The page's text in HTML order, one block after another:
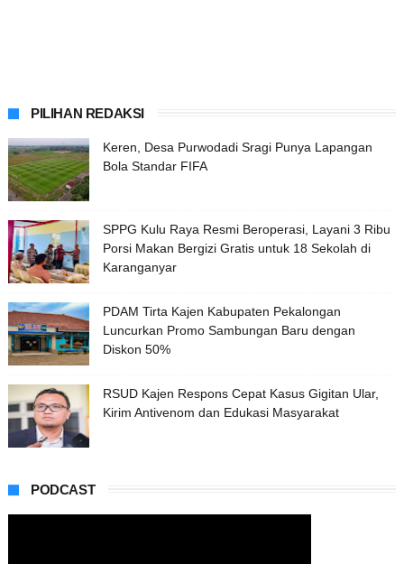
PILIHAN REDAKSI
Keren, Desa Purwodadi Sragi Punya Lapangan
Bola Standar FIFA
SPPG Kulu Raya Resmi Beroperasi, Layani 3 Ribu
Porsi Makan Bergizi Gratis untuk 18 Sekolah di
Karanganyar
PDAM Tirta Kajen Kabupaten Pekalongan
Luncurkan Promo Sambungan Baru dengan
Diskon 50%
RSUD Kajen Respons Cepat Kasus Gigitan Ular,
Kirim Antivenom dan Edukasi Masyarakat
PODCAST